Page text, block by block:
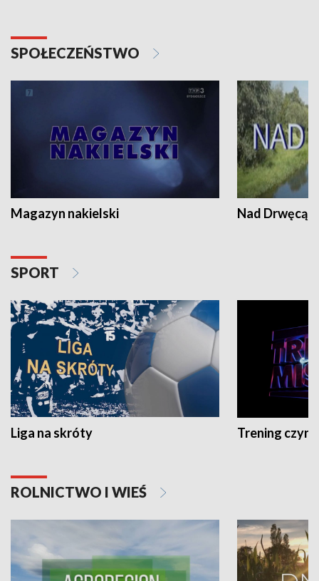
SPOŁECZEŃSTWO
Magazyn nakielski Nad Drwęcą
SPORT
Liga na skróty Trening czyni
ROLNICTWO I WIEŚ